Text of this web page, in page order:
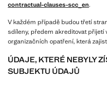
contractual-clauses-scc_en.
V každém případě budou třetí
sdíleny, předem akreditovat
organizačních opatření, která
ÚDAJE, KTERÉ NEBYLY
SUBJEKTU ÚDAJŮ